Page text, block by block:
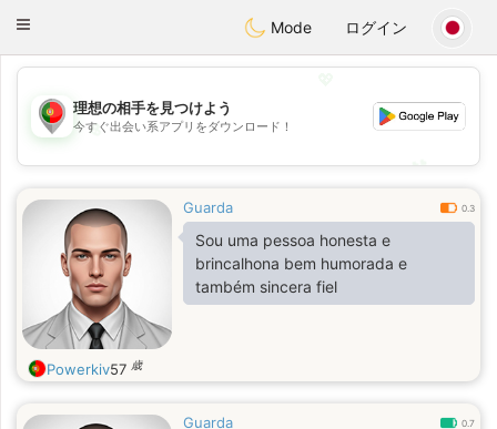
namoroPortugues
Toggle
Mode ログイン
💖
💕
理想の相手を見つけよう
今すぐ出会い系アプリをダウンロード！
Guarda 0.3
Sou uma pessoa honesta e
brincalhona bem humorada e
também sincera fiel
Powerkiv57 歳
Guarda 0.7